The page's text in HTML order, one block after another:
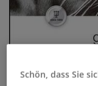
Schön, dass Sie